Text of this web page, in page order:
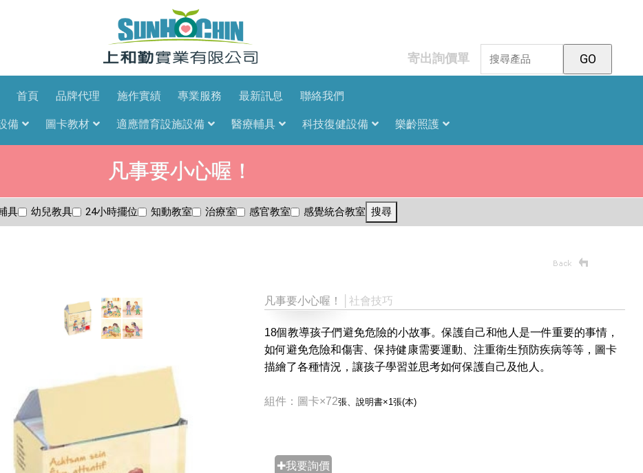
寄出詢價單
首頁 品牌代理 施作實績 專業服務 最新訊息 聯絡我們
備 圖卡教材 適應體育設施設備 醫療輔具 科技復健設備 樂齡照護
凡事要小心喔！
具 幼兒教具 24小時擺位 知動教室 治療室 感官教室 感覺統合教室 搜尋
凡事要小心喔！ │社會技巧
18個教導孩子們避免危險的小故事。保護自己和他人是一件重要的事情，
如何避免危險和傷害、保持健康需要運動、注重衛生預防疾病等等，圖卡
描繪了各種情況，讓孩子學習並思考如何保護自己及他人。
組件：圖卡×72張、說明書×1張(本)
✚我要詢價